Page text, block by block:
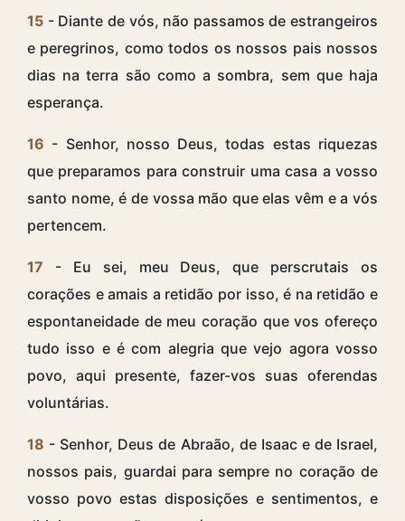
15 - Diante de vós, não passamos de estrangeiros
e peregrinos, como todos os nossos pais nossos
dias na terra são como a sombra, sem que haja
esperança.
16 - Senhor, nosso Deus, todas estas riquezas
que preparamos para construir uma casa a vosso
santo nome, é de vossa mão que elas vêm e a vós
pertencem.
17 - Eu sei, meu Deus, que perscrutais os
corações e amais a retidão por isso, é na retidão e
espontaneidade de meu coração que vos ofereço
tudo isso e é com alegria que vejo agora vosso
povo, aqui presente, fazer-vos suas oferendas
voluntárias.
18 - Senhor, Deus de Abraão, de Isaac e de Israel,
nossos pais, guardai para sempre no coração de
vosso povo estas disposições e sentimentos, e